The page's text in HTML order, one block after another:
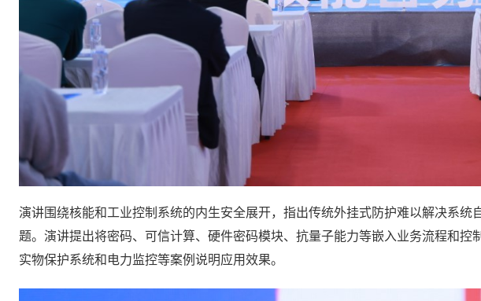
演讲围绕核能和工业控制系统的内生安全展开，指出传统外挂式防护难以解决系统
题。演讲提出将密码、可信计算、硬件密码模块、抗量子能力等嵌入业务流程和
实物保护系统和电力监控等案例说明应用效果。